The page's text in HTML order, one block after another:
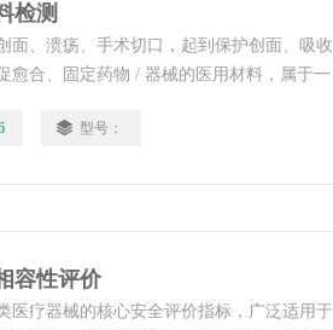
检测
面、溃疡、手术切口，起到保护创面、吸收
愈合、固定药物 / 器械的医用材料，属于一
家医疗器械合规要求，为各类医用敷料提供
型号：
容性评价
医疗器械的核心安全评价指标，广泛适用于